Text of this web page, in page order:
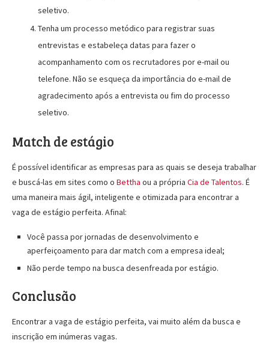
seletivo.
Tenha um processo metódico para registrar suas
entrevistas e estabeleça datas para fazer o
acompanhamento com os recrutadores por e-mail ou
telefone. Não se esqueça da importância do e-mail de
agradecimento após a entrevista ou fim do processo
seletivo.
Match de estágio
É possível identificar as empresas para as quais se deseja trabalhar
e buscá-las em sites como o Bettha ou a própria Cia de Talentos. É
uma maneira mais ágil, inteligente e otimizada para encontrar a
vaga de estágio perfeita. Afinal:
Você passa por jornadas de desenvolvimento e
aperfeiçoamento para dar match com a empresa ideal;
Não perde tempo na busca desenfreada por estágio.
Conclusão
Encontrar a vaga de estágio perfeita, vai muito além da busca e
inscrição em inúmeras vagas.